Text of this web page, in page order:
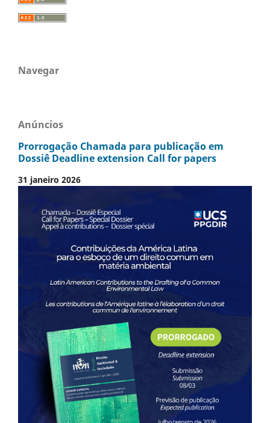
Navegar
Anúncios
Prorrogação Chamada para publicação em
Dossiê Deadline extension Call for papers
31 janeiro 2026